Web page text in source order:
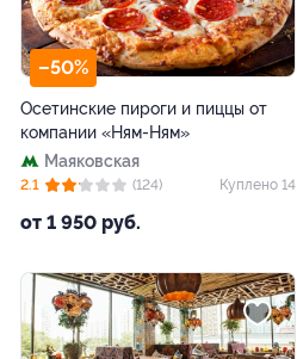
–50%
Осетинские пироги и пиццы от
компании «Ням-Ням»
Маяковская
от 1 950 руб.
2.1 (124) Куплено 14